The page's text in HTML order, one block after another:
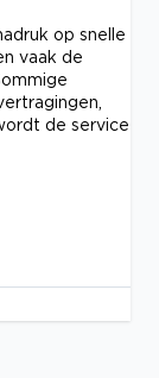
op snelle
vaak de
de service